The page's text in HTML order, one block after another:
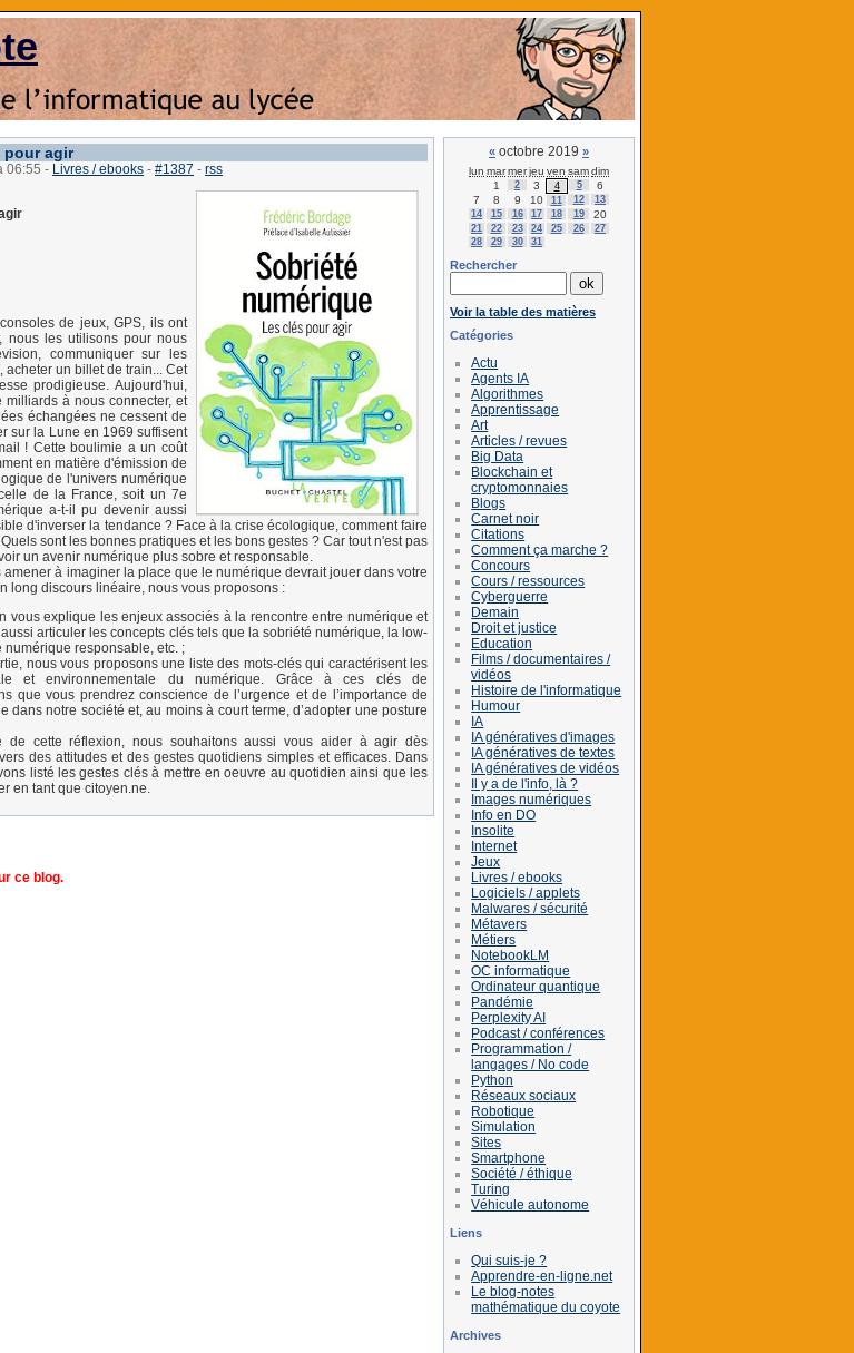
pour agir
06:55 - Livres / ebooks - #1387 - rss
de jeux, GPS, ils ont
nous les utilisons pour nous
communiquer sur les
un billet de train... Cet
prodigieuse. Aujourd'hui,
à nous connecter, et
échangées ne cessent de
sur la Lune en 1969 suffisent
! Cette boulimie a un coût
en matière d'émission de
de l'univers numérique
de la France, soit un 7e
a-t-il pu devenir aussi
d'inverser la tendance ? Face à la crise écologique, comment faire
sont les bonnes pratiques et les bons gestes ? Car tout n'est pas
un avenir numérique plus sobre et responsable.
amener à imaginer la place que le numérique devrait jouer dans votre
long discours linéaire, nous vous proposons :
vous explique les enjeux associés à la rencontre entre numérique et
articuler les concepts clés tels que la sobriété numérique, la low-
responsable, etc. ;
nous vous proposons une liste des mots-clés qui caractérisent les
et environnementale du numérique. Grâce à ces clés de
que vous prendrez conscience de l’urgence et de l’importance de
dans notre société et, au moins à court terme, d’adopter une posture
cette réflexion, nous souhaitons aussi vous aider à agir dès
des attitudes et des gestes quotidiens simples et efficaces. Dans
listé les gestes clés à mettre en oeuvre au quotidien ainsi que les
en tant que citoyen.ne.
ce blog.
« octobre 2019 »
lun marmerjeu ven samdim
1
2 3 4 5
6
7
8 9 10 11 12
13
14
15 16 17 18 19 20
21 22 23 24 25 26
27
28
29 30 31
Rechercher
Voir la table des matières
Catégories
Actu
Agents IA
Algorithmes
Apprentissage
Art
Articles / revues
Big Data
Blockchain et
cryptomonnaies
Blogs
Carnet noir
Citations
Comment ça marche ?
Concours
Cours / ressources
Cyberguerre
Demain
Droit et justice
Education
Films / documentaires /
vidéos
Histoire de l'informatique
Humour
IA
IA génératives d'images
IA génératives de textes
IA génératives de vidéos
Il y a de l'info, là ?
Images numériques
Info en DO
Insolite
Internet
Jeux
Livres / ebooks
Logiciels / applets
Malwares / sécurité
Métavers
Métiers
NotebookLM
OC informatique
Ordinateur quantique
Pandémie
Perplexity AI
Podcast / conférences
Programmation /
langages / No code
Python
Réseaux sociaux
Robotique
Simulation
Sites
Smartphone
Société / éthique
Turing
Véhicule autonome
Liens
Qui suis-je ?
Apprendre-en-ligne.net
Le blog-notes
mathématique du coyote
Archives